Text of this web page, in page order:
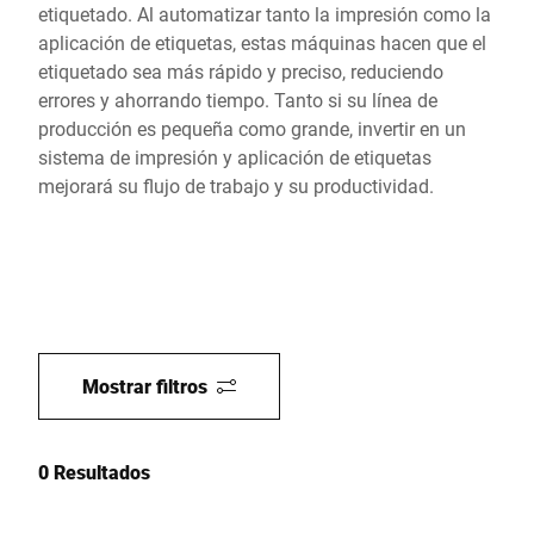
etiquetado. Al automatizar tanto la impresión como la
aplicación de etiquetas, estas máquinas hacen que el
etiquetado sea más rápido y preciso, reduciendo
errores y ahorrando tiempo. Tanto si su línea de
producción es pequeña como grande, invertir en un
sistema de impresión y aplicación de etiquetas
mejorará su flujo de trabajo y su productividad.
Mostrar filtros
0 Resultados